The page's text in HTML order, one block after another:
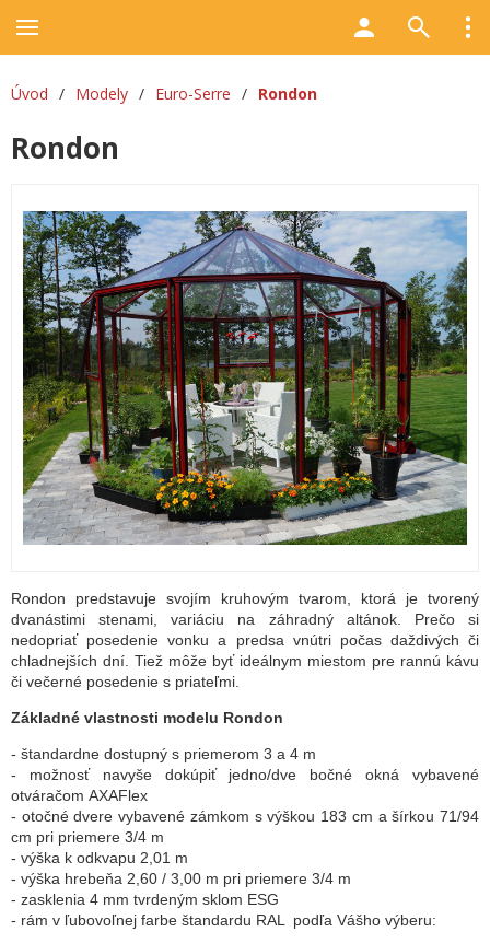
Úvod / Modely / Euro-Serre / Rondon
Rondon
Rondon predstavuje svojím kruhovým tvarom, ktorá je tvorený
dvanástimi stenami, variáciu na záhradný altánok. Prečo si
nedopriať posedenie vonku a predsa vnútri počas daždivých či
chladnejších dní. Tiež môže byť ideálnym miestom pre rannú kávu
či večerné posedenie s priateľmi.
Základné vlastnosti modelu Rondon
- štandardne dostupný s priemerom 3 a 4 m
- možnosť navyše dokúpiť jedno/dve bočné okná vybavené
otváračom AXAFlex
- otočné dvere vybavené zámkom s výškou 183 cm a šírkou 71/94
cm pri priemere 3/4 m
- výška k odkvapu 2,01 m
- výška hrebeňa 2,60 / 3,00 m pri priemere 3/4 m
- zasklenia 4 mm tvrdeným sklom ESG
- rám v ľubovoľnej farbe štandardu RAL podľa Vášho výberu: